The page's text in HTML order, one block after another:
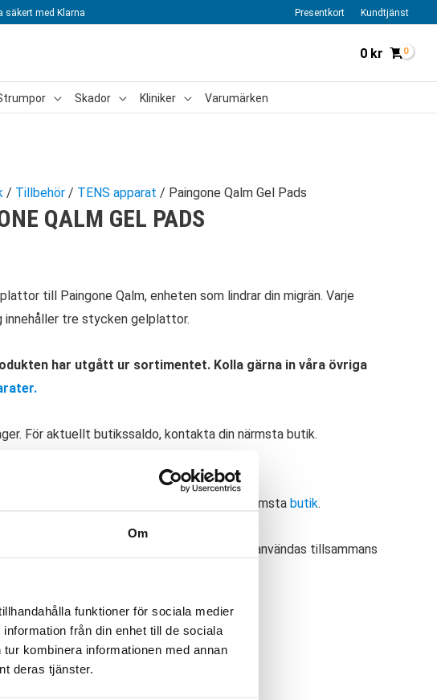
Om
funktioner för sociala medier
från din enhet till de sociala
kombinera informationen med annan
deras tjänster.
säkert med Klarna Presentkort Kundtjänst
0 kr
Skador Kliniker Varumärken
/ Tillbehör / TENS apparat / Paingone Qalm Gel Pads
QALM GEL PADS
till Paingone Qalm, enheten som lindrar din migrän. Varje
innehåller tre stycken gelplattor.
har utgått ur sortimentet. Kolla gärna in våra övriga
För aktuellt butikssaldo, kontakta din närmsta butik.
Smärtlindring,TENS apparat
För aktuellt butikssaldo, kontakta din närmsta butik.
gelplattor som är anpassade för att användas tillsammans